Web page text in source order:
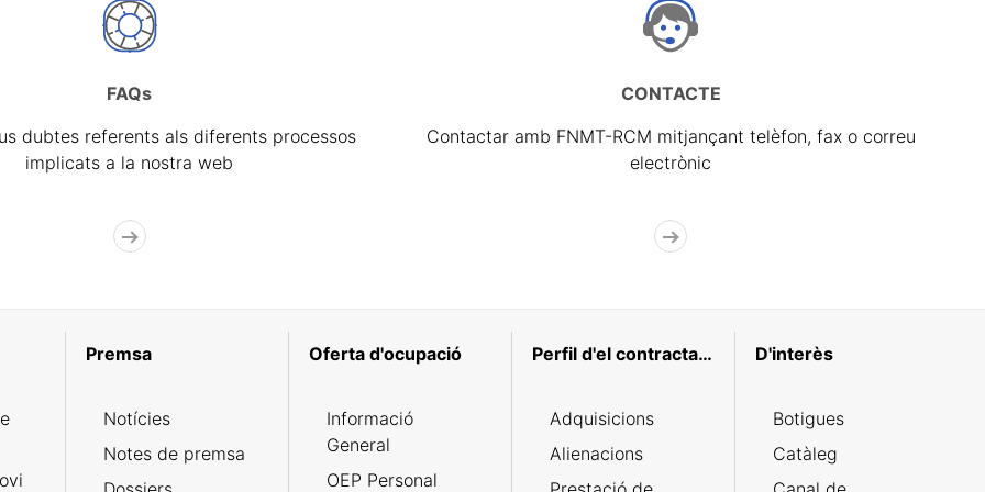
FAQs
dubtes referents als diferents processos
implicats a la nostra web
CONTACTE
Contactar amb FNMT-RCM mitjançant telèfon, fax o correu
electrònic
Premsa
Notícies
Notes de premsa
Oferta d'ocupació
Informació
General
OEP Personal
Perfil d'el contractant
Adquisicions
Alienacions
D'interès
Botigues
Catàleg